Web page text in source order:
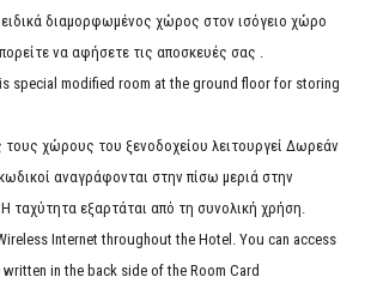
ειδικά διαμορφωμένος χώρος στον ισόγειο χώρο
να αφήσετε τις αποσκευές σας .
special modified room at the ground floor for storing
τους χώρους του ξενοδοχείου λειτουργεί Δωρεάν
αναγράφονται στην πίσω μεριά στην
ταχύτητα εξαρτάται από τη συνολική χρήση.
Internet throughout the Hotel. You can access
in the back side of the Room Card